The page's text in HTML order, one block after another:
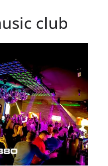
club